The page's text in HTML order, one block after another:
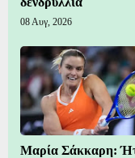
08 Αυγ, 2026
Μαρία Σάκκαρη: